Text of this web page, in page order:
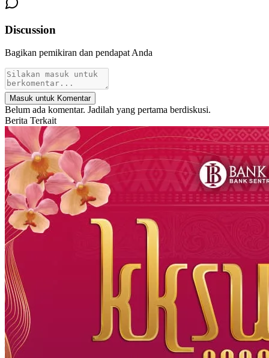
Discussion
Bagikan pemikiran dan pendapat Anda
Masuk untuk Komentar
Belum ada komentar. Jadilah yang pertama berdiskusi.
Berita Terkait